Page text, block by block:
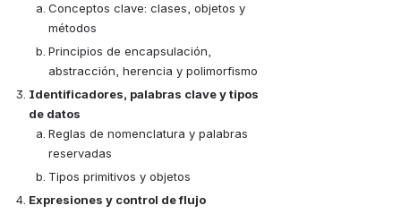
Conceptos clave: clases, objetos y
métodos
Principios de encapsulación,
abstracción, herencia y polimorfismo
Identificadores, palabras clave y tipos
de datos
Reglas de nomenclatura y palabras
reservadas
Tipos primitivos y objetos
Expresiones y control de flujo